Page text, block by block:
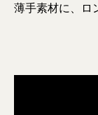
薄手素材に、ロ